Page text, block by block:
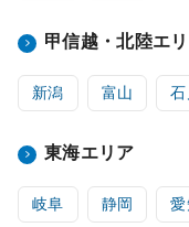
甲信越・北陸エ
新潟 富山 石
東海エリア
岐阜 静岡 愛